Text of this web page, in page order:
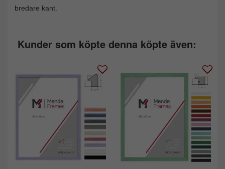
bredare kant.
Kunder som köpte denna köpte även: